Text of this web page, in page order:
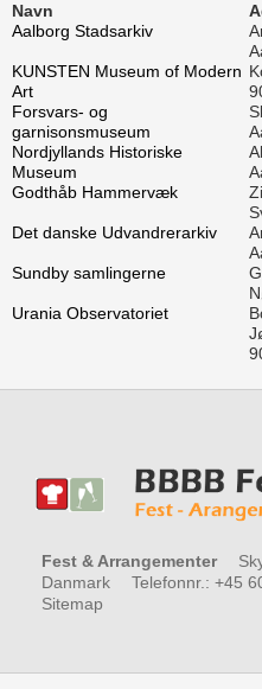
Navn
Aalborg Stadsarkiv
KUNSTEN Museum of Modern
Art
Forsvars- og
garnisonsmuseum
Nordjyllands Historiske
Museum
Godthåb Hammervæk
Det danske Udvandrerarkiv
Sundby samlingerne
Urania Observatoriet
Fest & Arrangementer
Danmark
Telefonnr.: +45
Sitemap